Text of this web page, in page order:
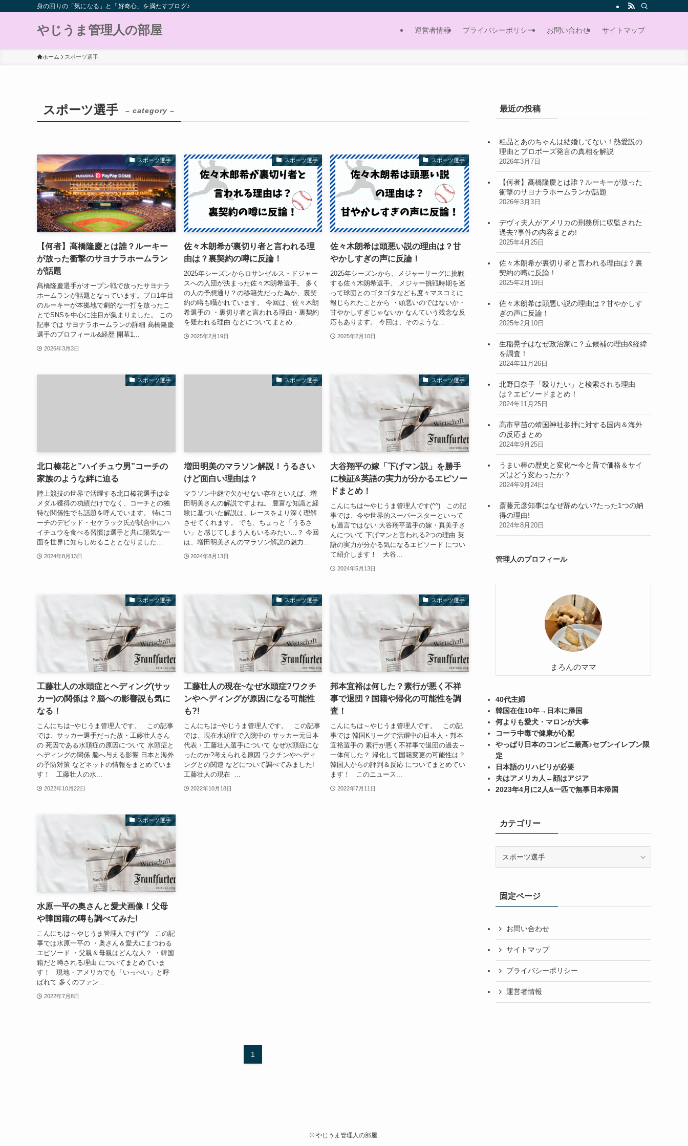
身の回りの「気になる」と「好奇心」を満たすブログ♪
やじうま管理人の部屋 運営者情報 プライバシーポリシー お問い合わせ サイトマップ
ホーム スポーツ選手
スポーツ選手 – category –
スポーツ選手
【何者】髙橋隆慶とは誰？ルーキー
が放った衝撃のサヨナラホームラン
が話題
髙橋隆慶選手がオープン戦で放ったサヨナラ
ホームランが話題となっています。プロ1年目
のルーキーが本拠地で劇的な一打を放ったこ
とでSNSを中心に注目が集まりました。 この
記事では サヨナラホームランの詳細 髙橋隆慶
選手のプロフィール&経歴 開幕1...
2026年3月3日
スポーツ選手
佐々木朗希が裏切り者と言われる理
由は？裏契約の噂に反論！
2025年シーズンからロサンゼルス・ドジャー
スへの入団が決まった佐々木朗希選手。 多く
の人の予想通り？の移籍先だった為か、裏契
約の噂も囁かれています。 今回は、佐々木朗
希選手の ・裏切り者と言われる理由・裏契約
を疑われる理由 などについてまとめ...
2025年2月19日
スポーツ選手
佐々木朗希は頭悪い説の理由は？甘
やかしすぎの声に反論！
2025年シーズンから、メジャーリーグに挑戦
する佐々木朗希選手。 メジャー挑戦時期を巡
って球団とのゴタゴタなども度々マスコミに
報じられたことから ・頭悪いのではないか・
甘やかしすぎじゃないか なんていう残念な反
応もあります。 今回は、そのような...
2025年2月10日
スポーツ選手
北口榛花と”ハイチュウ男”コーチの
家族のような絆に迫る
陸上競技の世界で活躍する北口榛花選手は金
メダル獲得の功績だけでなく、コーチとの独
特な関係性でも話題を呼んでいます。 特にコ
ーチのデビッド・セケラック氏が試合中にハ
イチュウを食べる習慣は選手と共に陽気な一
面を世界に知らしめることとなりました...
2024年8月13日
スポーツ選手
増田明美のマラソン解説！うるさい
けど面白い理由は？
マラソン中継で欠かせない存在といえば、増
田明美さんの解説ですよね。 豊富な知識と経
験に基づいた解説は、レースをより深く理解
させてくれます。 でも、ちょっと「うるさ
い」と感じてしまう人もいるみたい…？ 今回
は、増田明美さんのマラソン解説の魅力...
2024年8月13日
スポーツ選手
大谷翔平の嫁「下げマン説」を勝手
に検証&英語の実力が分かるエピソー
ドまとめ！
こんにちは〜やじうま管理人です(^^) この記
事では、今や世界的スーパースターといって
も過言ではない 大谷翔平選手の嫁・真美子さ
んについて 下げマンと言われる2つの理由 英
語の実力が分かる気になるエピソード につい
て紹介します！ 大谷...
2024年5月13日
スポーツ選手
工藤壮人の水頭症とヘディング(サッ
カー)の関係は？脳への影響説も気に
なる！
こんにちは~やじうま管理人です。 この記事
では、サッカー選手だった故・工藤壮人さん
の 死因である水頭症の原因について 水頭症と
ヘディングの関係 脳へ与える影響 日本と海外
の予防対策 などネットの情報をまとめていま
す！ 工藤壮人の水...
2022年10月22日
スポーツ選手
工藤壮人の現在~なぜ水頭症?ワクチ
ンやヘディングが原因になる可能性
も?!
こんにちは~やじうま管理人です。 この記事
では、現在水頭症で入院中の サッカー元日本
代表・工藤壮人選手について なぜ水頭症にな
ったのか?考えられる原因 ワクチンやヘディ
ングとの関連 などについて調べてみました!
工藤壮人の現在 ...
2022年10月18日
スポーツ選手
邦本宜裕は何した？素行が悪く不祥
事で退団？国籍や帰化の可能性を調
査！
こんにちは～やじうま管理人です。 この記
事では 韓国Kリーグで活躍中の日本人・邦本
宜裕選手の 素行が悪く不祥事で退団の過去～
一体何した？ 帰化して国籍変更の可能性は？
韓国人からの評判＆反応 についてまとめてい
ます！ このニュース...
2022年7月11日
スポーツ選手
水原一平の奥さんと愛犬画像！父母
や韓国籍の噂も調べてみた!
こんにちは～やじうま管理人です(^^)/ この記
事では水原一平の ・奥さん＆愛犬にまつわる
エピソード ・父親＆母親はどんな人？ ・韓国
籍だと噂される理由 についてまとめていま
す！ 現地・アメリカでも「いっぺい」と呼
ばれて 多くのファン...
2022年7月8日
1
最近の投稿
粗品とあのちゃんは結婚してない！熱愛説の
理由とプロポーズ発言の真相を解説
2026年3月7日
【何者】髙橋隆慶とは誰？ルーキーが放った
衝撃のサヨナラホームランが話題
2026年3月3日
デヴィ夫人がアメリカの刑務所に収監された
過去?事件の内容まとめ!
2025年4月25日
佐々木朗希が裏切り者と言われる理由は？裏
契約の噂に反論！
2025年2月19日
佐々木朗希は頭悪い説の理由は？甘やかしす
ぎの声に反論！
2025年2月10日
生稲晃子はなぜ政治家に？立候補の理由&経緯
を調査！
2024年11月26日
北野日奈子「殴りたい」と検索される理由
は？エピソードまとめ！
2024年11月25日
高市早苗の靖国神社参拝に対する国内＆海外
の反応まとめ
2024年9月25日
うまい棒の歴史と変化〜今と昔で価格＆サイ
ズはどう変わったか？
2024年9月24日
斎藤元彦知事はなぜ辞めない?たった1つの納
得の理由!
2024年8月20日
管理人のプロフィール
まろんのママ
40代主婦
韓国在住10年→ 日本に帰国
何よりも愛犬・マロンが大事
コーラ中毒で健康が心配
やっぱり日本のコンビニ最高♪セブンイレブン限
定
日本語のリハビリが必要
夫はアメリカ人←顔はアジア
2023年4月に2人&一匹で無事日本帰国
カテゴリー
ー固定ページ
お問い合わせ
サイトマップ
プライバシーポリシー
運営者情報
©やじうま管理人の部屋.